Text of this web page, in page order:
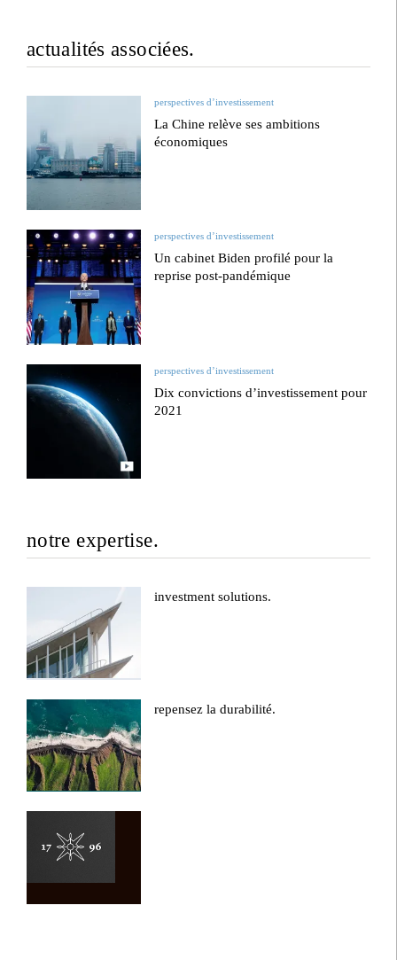
actualités associées.
perspectives d’investissement
La Chine relève ses ambitions
économiques
perspectives d’investissement
Un cabinet Biden profilé pour la
reprise post-pandémique
perspectives d’investissement
Dix convictions d’investissement pour
2021
notre expertise.
investment solutions.
repensez la durabilité.